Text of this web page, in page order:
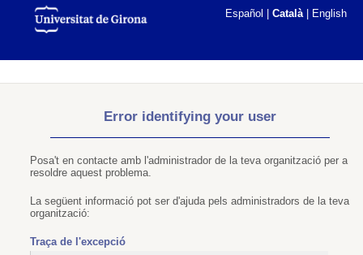
Español Català| English
Error identifying your user
Posa't en contacte amb l'administrador de la teva organització per a
resoldre aquest problema.
La següent informació pot ser d'ajuda pels administradors de la teva
organització:
Traça de l'excepció